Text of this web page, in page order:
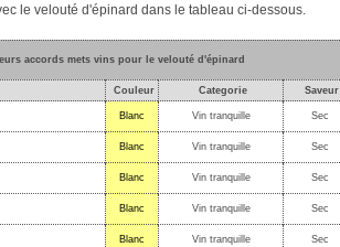
le velouté d'épinard dans le tableau ci-dessous.
accords mets vins pour le velouté d'épinard
Couleur Categorie Saveur
Blanc Vin tranquille Sec
Blanc Vin tranquille Sec
Blanc Vin tranquille Sec
Blanc Vin tranquille Sec
Blanc Vin tranquille Sec